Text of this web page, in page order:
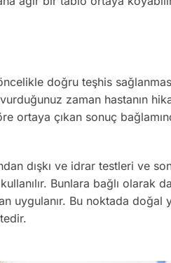
doğru teşhis
zaman hastanın
ortaya çıkan sonuç
dışkı ve idrar testleri ve
Bunlara bağlı olarak da
uygulanır. Bu noktada